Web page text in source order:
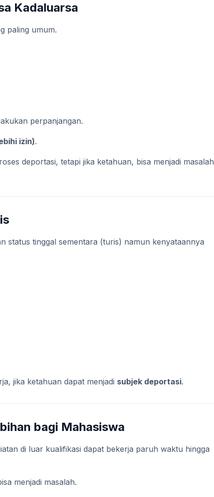
Kadaluarsa
paling umum.
perpanjangan.
izin).
deportasi, tetapi jika ketahuan, bisa menjadi masalah
status tinggal sementara (turis) namun kenyataannya
jika ketahuan dapat menjadi subjek deportasi.
bagi Mahasiswa
di luar kualifikasi dapat bekerja paruh waktu hingga
menjadi masalah.